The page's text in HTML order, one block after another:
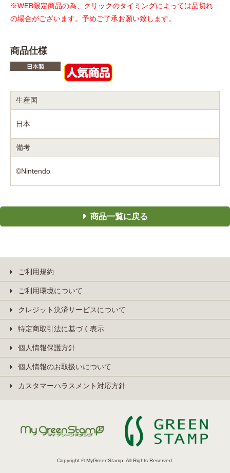
※WEB限定商品の為、クリックのタイミングによっては品切れ
の場合がございます。予めご了承お願い致します。
商品仕様
生産国
日本
備考
©Nintendo
商品一覧に戻る
ご利用規約
ご利用環境について
クレジット決済サービスについて
特定商取引法に基づく表示
個人情報保護方針
個人情報のお取扱いについて
カスタマーハラスメント対応方針
Copyright © MyGreenStamp. All Rights Reserved.